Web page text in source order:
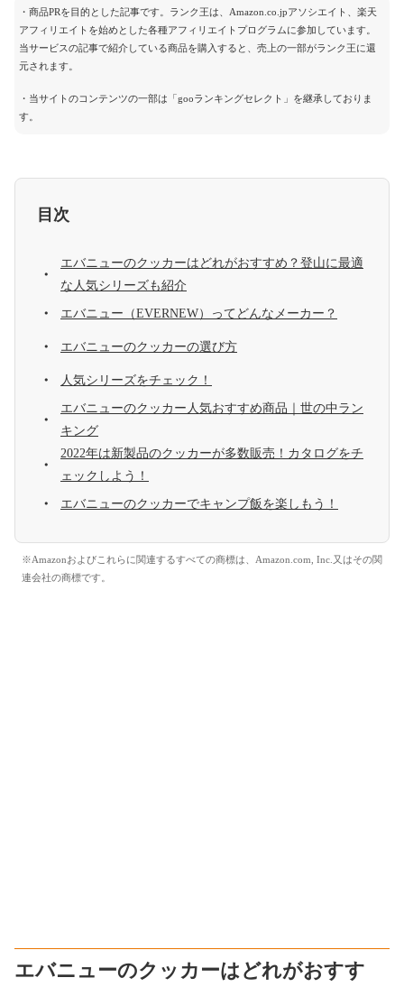
・商品PRを目的とした記事です。ランク王は、Amazon.co.jpアソシエイト、楽天
アフィリエイトを始めとした各種アフィリエイトプログラムに参加しています。
当サービスの記事で紹介している商品を購入すると、売上の一部がランク王に還
元されます。
・当サイトのコンテンツの一部は「gooランキングセレクト」を継承しておりま
す。
目次
エバニューのクッカーはどれがおすすめ？登山に最適
な人気シリーズも紹介
エバニュー（EVERNEW）ってどんなメーカー？
エバニューのクッカーの選び方
人気シリーズをチェック！
エバニューのクッカー人気おすすめ商品｜世の中ラン
キング
2022年は新製品のクッカーが多数販売！カタログをチ
ェックしよう！
エバニューのクッカーでキャンプ飯を楽しもう！
※Amazonおよびこれらに関連するすべての商標は、Amazon.com, Inc.又はその関
連会社の商標です。
エバニューのクッカーはどれがおすす